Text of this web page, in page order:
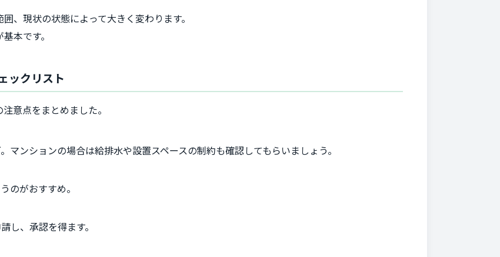
、現状の状態によって大きく変わります。
本です。
ックリスト
意点をまとめました。
マンションの場合は給排水や設置スペースの制約も確認してもらいましょう。
のがおすすめ。
し、承認を得ます。